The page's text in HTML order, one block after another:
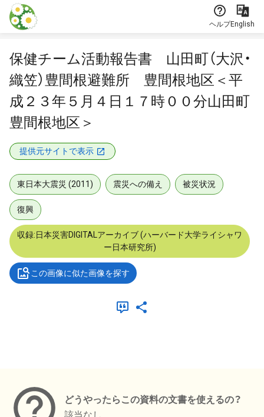
本文に飛ぶ
ヘルプEnglish
保健チーム活動報告書 山田町（大沢・
織笠）豊間根避難所 豊間根地区＜平
成２３年５月４日１７時００分山田町
豊間根地区＞
提供元サイトで表示
東日本大震災 (2011) 震災への備え 被災状況
復興
収録:日本災害DIGITALアーカイブ (ハーバード大学ライシャワ
ー日本研究所)
この画像に似た画像を探す
どうやったらこの資料の文書を使えるの？
該当なし